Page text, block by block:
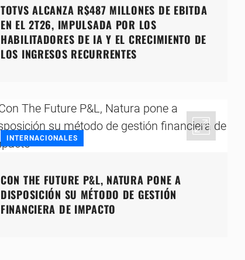
TOTVS ALCANZA R$487 MILLONES DE EBITDA
EN EL 2T26, IMPULSADA POR LOS
HABILITADORES DE IA Y EL CRECIMIENTO DE
LOS INGRESOS RECURRENTES
INTERNACIONALES
CON THE FUTURE P&L, NATURA PONE A
DISPOSICIÓN SU MÉTODO DE GESTIÓN
FINANCIERA DE IMPACTO